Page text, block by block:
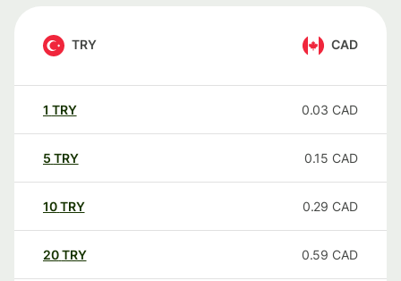
TRY CAD
1 TRY 0.03 CAD
5 TRY 0.15 CAD
10TRY 0.29 CAD
20TRY 0.59 CAD